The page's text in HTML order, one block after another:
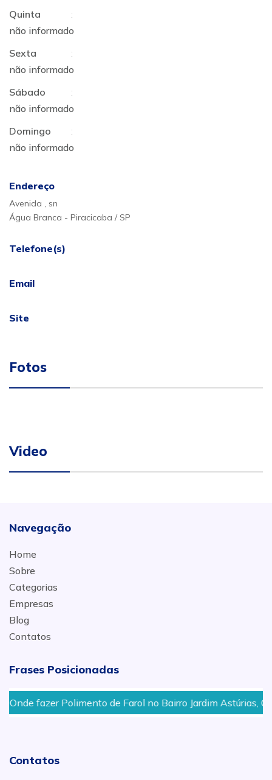
Quinta
:
não informado
Sexta
:
não informado
Sábado
:
não informado
Domingo
:
não informado
Endereço
Avenida , sn
Água Branca - Piracicaba / SP
Telefone(s)
Email
Site
Fotos
Video
Navegação
Home
Sobre
Categorias
Empresas
Blog
Contatos
Frases Posicionadas
Onde fazer Polimento de Farol no Bairro Jardim Astúrias,
Contatos